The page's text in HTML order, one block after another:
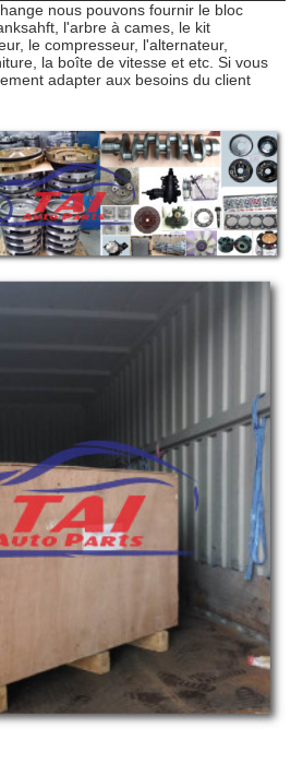
nous pouvons fournir le bloc
l'arbre à cames, le kit
le compresseur, l'alternateur,
la boîte de vitesse et etc. Si vous
adapter aux besoins du client